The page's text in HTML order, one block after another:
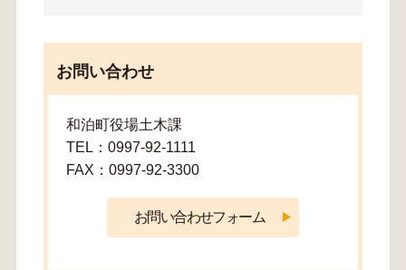
お問い合わせ
和泊町役場土木課
TEL：0997-92-1111
FAX：0997-92-3300